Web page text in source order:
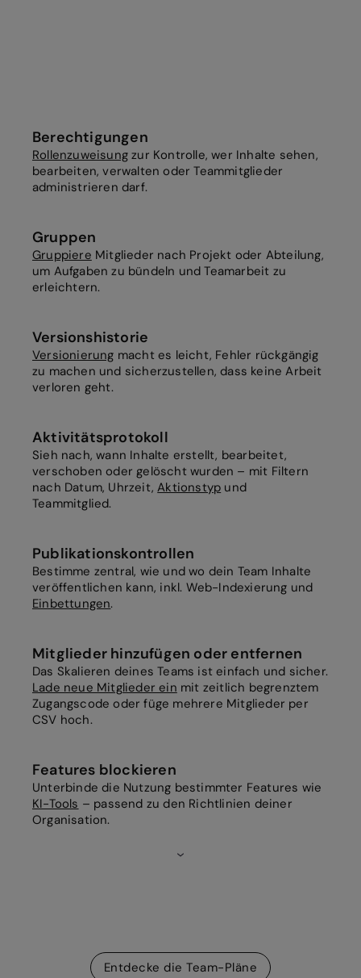
Berechtigungen
Rollenzuweisung zur Kontrolle, wer Inhalte sehen,
bearbeiten, verwalten oder Teammitglieder
administrieren darf.
Gruppen
Gruppiere Mitglieder nach Projekt oder Abteilung,
um Aufgaben zu bündeln und Teamarbeit zu
erleichtern.
Versionshistorie
Versionierung macht es leicht, Fehler rückgängig
zu machen und sicherzustellen, dass keine Arbeit
verloren geht.
Aktivitätsprotokoll
Sieh nach, wann Inhalte erstellt, bearbeitet,
verschoben oder gelöscht wurden – mit Filtern
nach Datum, Uhrzeit,Aktionstyp und
Teammitglied.
Publikationskontrollen
Bestimme zentral, wie und wo dein Team Inhalte
veröffentlichen kann, inkl. Web-Indexierung und
Einbettungen.
Mitglieder hinzufügen oder entfernen
Das Skalieren deines Teams ist einfach und sicher.
Lade neue Mitglieder ein mit zeitlich begrenztem
Zugangscode oder füge mehrere Mitglieder per
CSV hoch.
Features blockieren
Unterbinde die Nutzung bestimmter Features wie
KI-Tools – passend zu den Richtlinien deiner
Organisation.
Entdecke die Team-Pläne